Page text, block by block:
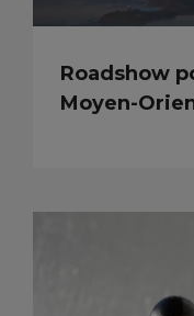
Roadshow
Moyen-